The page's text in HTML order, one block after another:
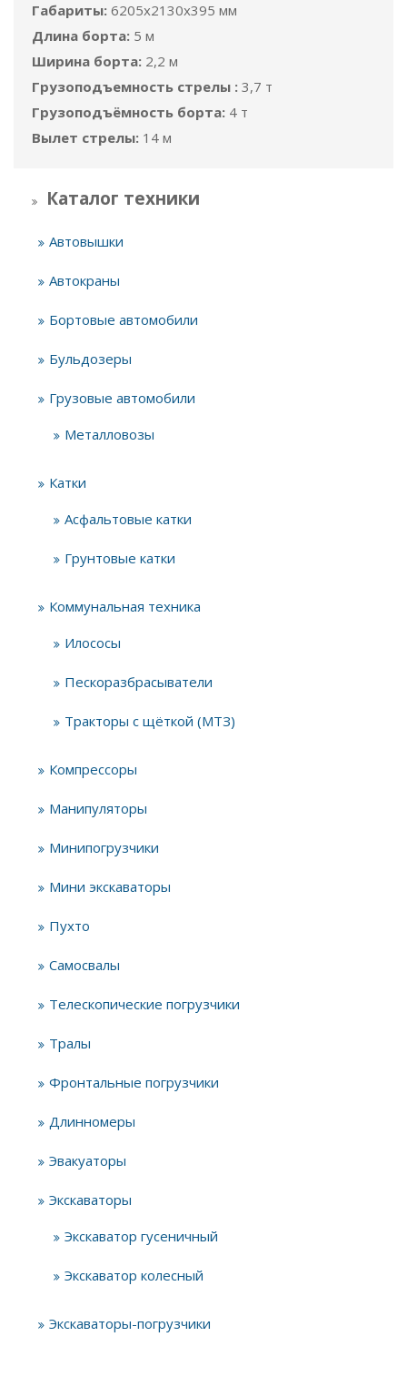
Габариты: 6205x2130x395 мм
Длина борта: 5 м
Ширина борта: 2,2 м
Грузоподъемность стрелы : 3,7 т
Грузоподъёмность борта: 4 т
Вылет стрелы: 14 м
Каталог техники
Автовышки
Автокраны
Бортовые автомобили
Бульдозеры
Грузовые автомобили
Металловозы
Катки
Асфальтовые катки
Грунтовые катки
Коммунальная техника
Илососы
Пескоразбрасыватели
Тракторы с щёткой (МТЗ)
Компрессоры
Манипуляторы
Минипогрузчики
Мини экскаваторы
Пухто
Самосвалы
Телескопические погрузчики
Тралы
Фронтальные погрузчики
Длинномеры
Эвакуаторы
Экскаваторы
Экскаватор гусеничный
Экскаватор колесный
Экскаваторы-погрузчики